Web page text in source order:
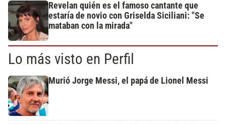
Revelan quién es el famoso cantante que
estaría de novio con Griselda Siciliani: "Se
mataban con la mirada"
Lo más visto en Perfil
Murió Jorge Messi, el papá de Lionel Messi